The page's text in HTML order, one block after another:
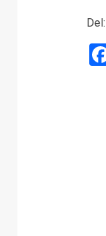
Del: